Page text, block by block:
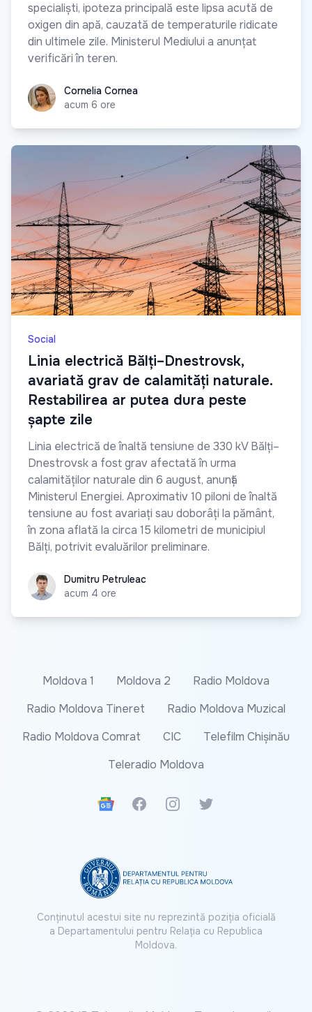
specialiști, ipoteza principală este lipsa acută de
oxigen din apă, cauzată de temperaturile ridicate
din ultimele zile. Ministerul Mediului a anunțat
verificări în teren.
Cornelia Cornea
Cornelia Cornea
acum 6 ore
Social
Linia electrică Bălți–Dnestrovsk,
avariată grav de calamități naturale.
Restabilirea ar putea dura peste
șapte zile
Linia electrică de înaltă tensiune de 330 kV Bălți–
Dnestrovsk a fost grav afectată în urma
calamităților naturale din 6 august, anunță
Ministerul Energiei. Aproximativ 10 piloni de înaltă
tensiune au fost avariați sau doborâți la pământ,
în zona aflată la circa 15 kilometri de municipiul
Bălți, potrivit evaluărilor preliminare.
Dumitru Petruleac
Dumitru Petruleac
acum 4 ore
Moldova 1 Moldova 2
Radio Moldova
Radio Moldova Tineret
Radio Moldova Muzical
Radio Moldova Comrat
CIC
Telefilm Chișinău
Teleradio Moldova
Google News
FacebookInstagramTwitter
Conținutul acestui site nu reprezintă poziția oficială
a Departamentului pentru Relația cu Republica
Moldova.